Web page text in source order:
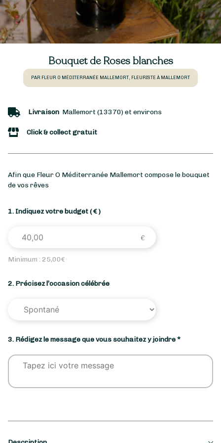
Bouquet de Roses blanches
PAR FLEUR O MÉDITERRANÉE MALLEMORT, FLEURISTE À MALLEMORT
Livraison Mallemort (13370) et environs
Click & collect gratuit
Afin que Fleur O Méditerranée Mallemort compose le bouquet
de vos rêves
1. Indiquez votre budget( € )
Minimum : 25,00€
2. Précisez l’occasion célébrée
3. Rédigez le message que vous souhaitez y joindre *